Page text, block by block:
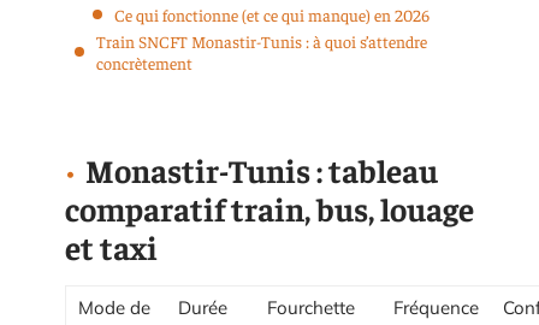
Ce qui fonctionne (et ce qui manque) en 2026
Train SNCFT Monastir-Tunis : à quoi s’attendre
concrètement
Monastir-Tunis : tableau
comparatif train, bus, louage
et taxi
Mode de
Durée
Fourchette
Fréquence